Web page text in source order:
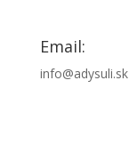
Email:
info@adysuli.sk